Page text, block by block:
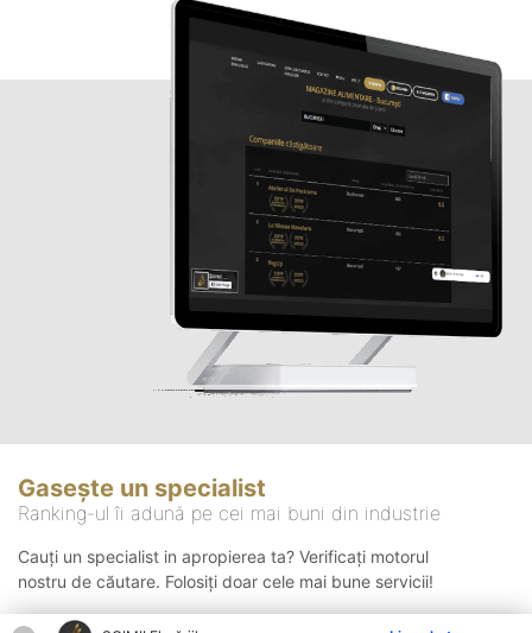
Gasește un specialist
Ranking-ul îi adună pe cei mai buni din industrie
Cauți un specialist in apropierea ta? Verificați motorul
nostru de căutare. Folosiți doar cele mai bune servicii!